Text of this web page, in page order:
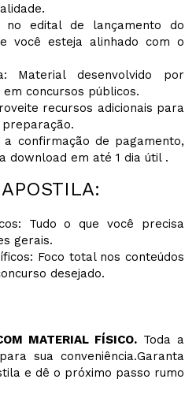
no edital de lançamento do
você esteja alinhado com o
Material desenvolvido por
concursos públicos.
recursos adicionais para
confirmação de pagamento,
download em até 1 dia útil .
Tudo o que você precisa
gerais.
Foco total nos conteúdos
desejado.
MATERIAL FÍSICO. Toda a
sua conveniência.Garanta
e dê o próximo passo rumo